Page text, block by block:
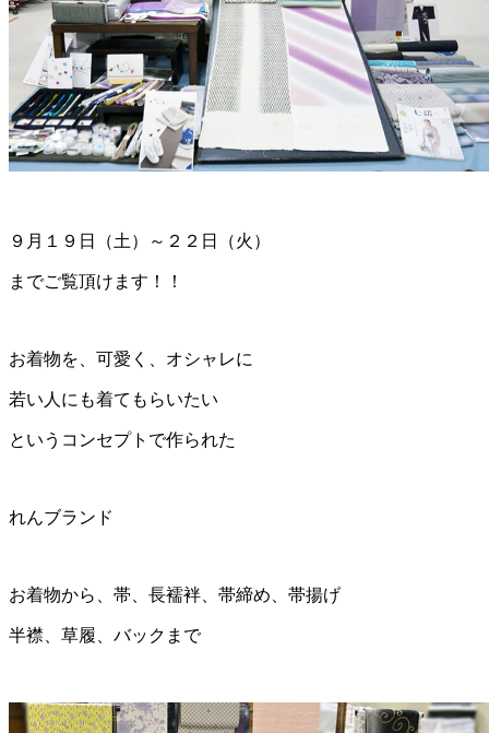
９月１９日（土）～２２日（火）
までご覧頂けます！！
お着物を、可愛く、オシャレに
若い人にも着てもらいたい
というコンセプトで作られた
れんブランド
お着物から、帯、長襦袢、帯締め、帯揚げ
半襟、草履、バックまで